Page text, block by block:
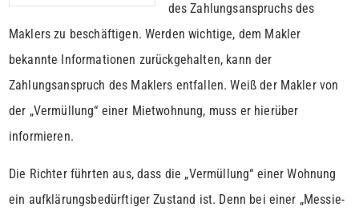
des Zahlungsanspruchs des
Maklers zu beschäftigen. Werden wichtige, dem Makler
bekannte Informationen zurückgehalten, kann der
Zahlungsanspruch des Maklers entfallen. Weiß der Makler von
der „Vermüllung“ einer Mietwohnung, muss er hierüber
informieren.
Die Richter führten aus, dass die „Vermüllung“ einer Wohnung
ein aufklärungsbedürftiger Zustand ist. Denn bei einer „Messie-